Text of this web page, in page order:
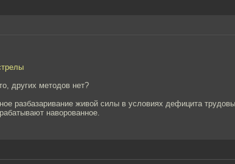
других методов нет?
разбазаривание живой силы в условиях дефицита
наворованное.